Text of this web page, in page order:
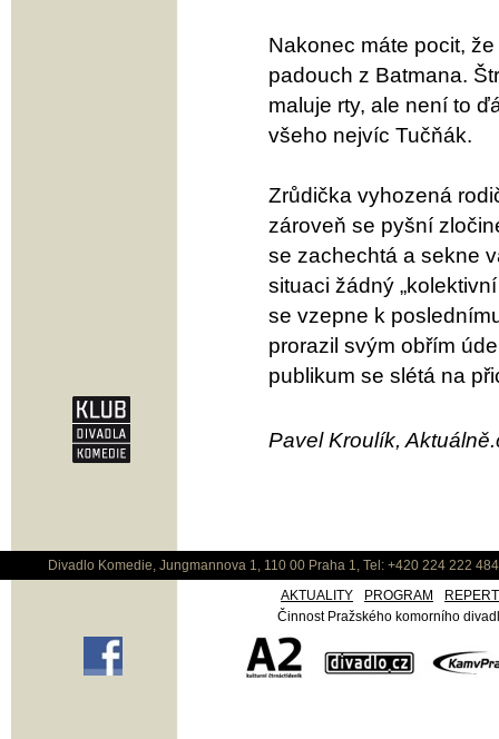
Nakonec máte pocit,
padouch z Batmana.
maluje rty, ale není to
všeho nejvíc Tučňák.
Zrůdička vyhozená
zároveň se pyšní
se zachechtá a sekne
situaci žádný
se vzepne k
prorazil svým obřím
publikum se slétá na
Pavel Kroulík,
Divadlo Komedie, Jungmannova 1, 110 00 Praha 1, Tel: +420 224 222
AKTUALITY
PROGRAM
Činnost Pražského komorního